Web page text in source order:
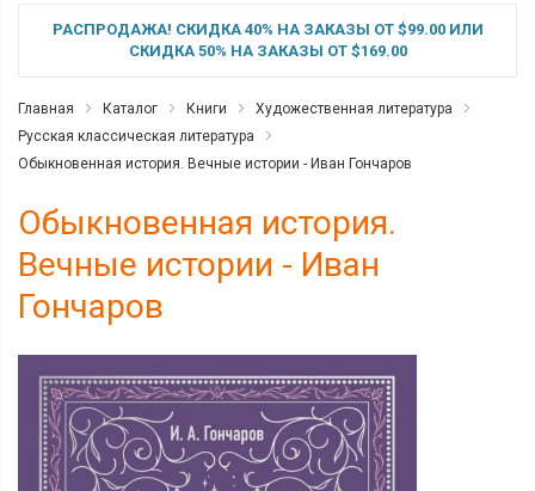
РАСПРОДАЖА! СКИДКА 40% НА ЗАКАЗЫ ОТ $99.00 ИЛИ
СКИДКА 50% НА ЗАКАЗЫ ОТ $169.00
Главная Каталог Книги
Художественная литература
Русская классическая литература
Обыкновенная история. Вечные истории - Иван Гончаров
Обыкновенная история.
Вечные истории - Иван
Гончаров